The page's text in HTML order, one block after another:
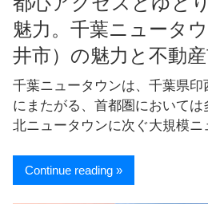
魅力。千葉ニュータ
井市）の魅力と不動
千葉ニュータウンは、千葉県
にまたがる、首都圏において
北ニュータウンに次ぐ大規模ニ
Continue reading »